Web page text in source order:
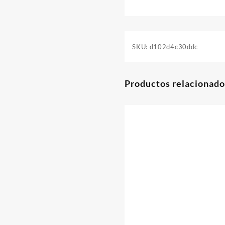
SKU: d102d4c30ddc
Productos